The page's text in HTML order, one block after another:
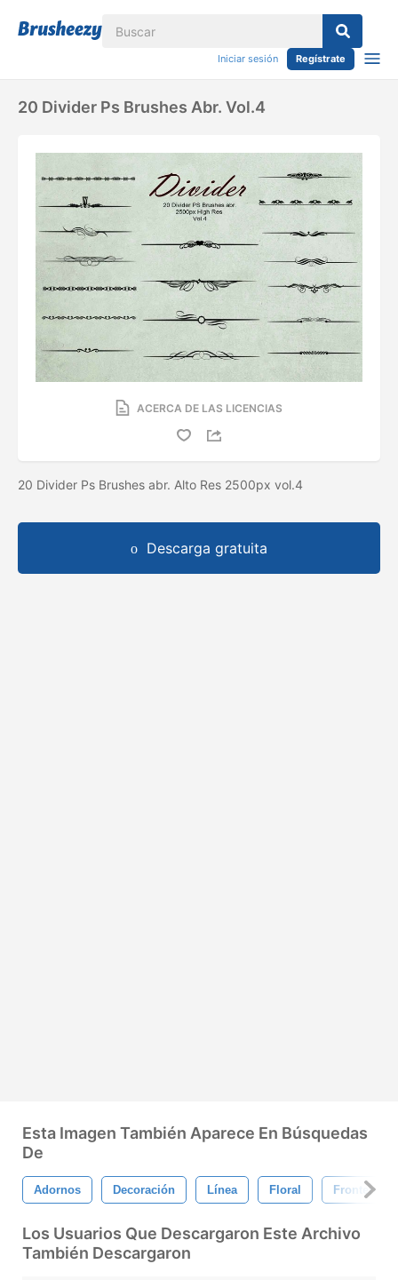
Iniciar sesión Regístrate
20 Divider Ps Brushes Abr. Vol.4
ACERCA DE LAS LICENCIAS
20 Divider Ps Brushes abr. Alto Res 2500px vol.4
Descarga gratuita
Esta Imagen También Aparece En Búsquedas
De
Adornos Decoración Línea Floral Frontera
Los Usuarios Que Descargaron Este Archivo
También Descargaron